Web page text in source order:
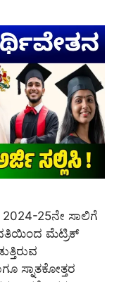
2024-25ನೇ ಸಾಲಿಗೆ
ವತಿಯಿಂದ ಮೆಟ್ರಿಕ್
ಸ್ನಾತಕೋತ್ತರ